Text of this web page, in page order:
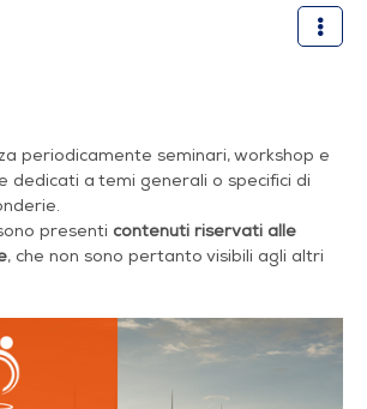
Rapporto di
periodicamente seminari, workshop e
dedicati a temi generali o specifici di
presenti contenuti riservati alle
, che non sono pertanto visibili agli altri